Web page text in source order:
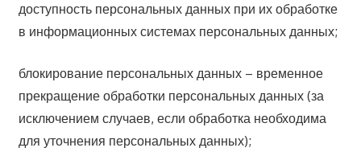
доступность персональных данных при их обработке
в информационных системах персональных данных;
блокирование персональных данных – временное
прекращение обработки персональных данных (за
исключением случаев, если обработка необходима
для уточнения персональных данных);